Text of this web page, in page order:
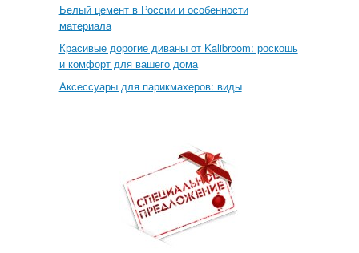
Белый цемент в России и особенности
материала
Красивые дорогие диваны от Kalibroom: роскошь
и комфорт для вашего дома
Аксессуары для парикмахеров: виды